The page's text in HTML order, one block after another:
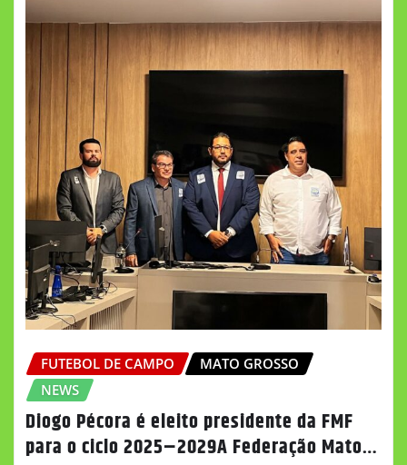
FUTEBOL DE CAMPO
MATO GROSSO
NEWS
Diogo Pécora é eleito presidente da FMF
para o ciclo 2025–2029A Federação Mato…